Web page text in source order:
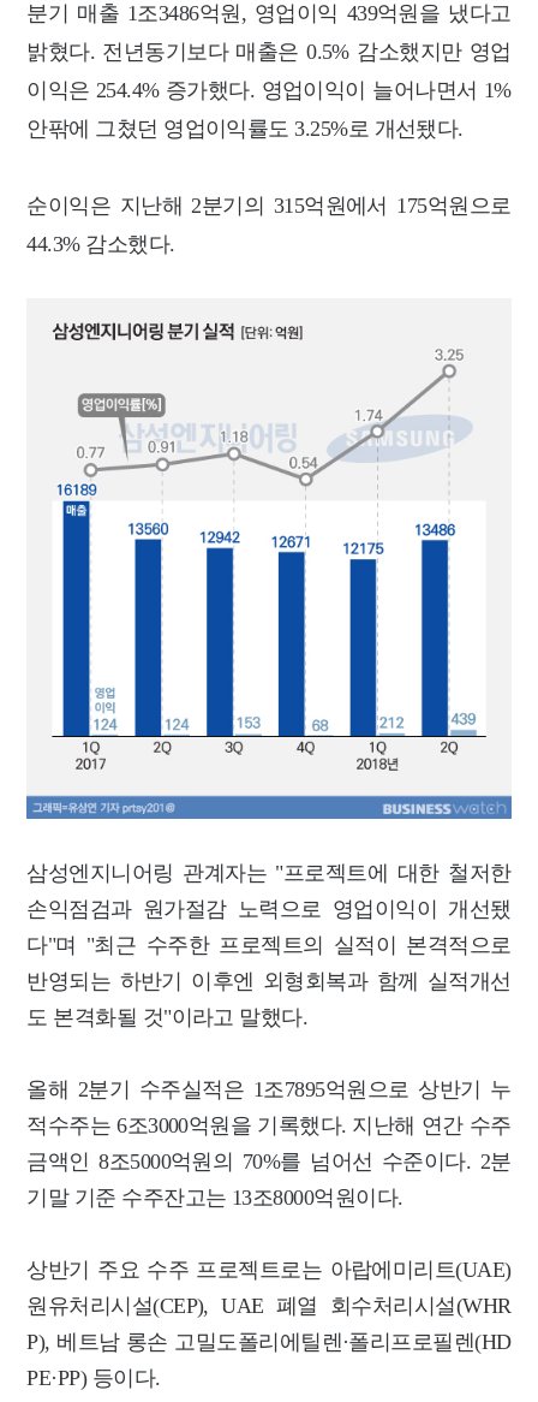
분기 매출 1조3486억원, 영업이익 439억원을 냈다고
밝혔다. 전년동기보다 매출은 0.5% 감소했지만 영업
이익은 254.4% 증가했다. 영업이익이 늘어나면서 1%
안팎에 그쳤던 영업이익률도 3.25%로 개선됐다.
순이익은 지난해 2분기의 315억원에서 175억원으로
44.3% 감소했다.
삼성엔지니어링 관계자는 "프로젝트에 대한 철저한
손익점검과 원가절감 노력으로 영업이익이 개선됐
다"며 "최근 수주한 프로젝트의 실적이 본격적으로
반영되는 하반기 이후엔 외형회복과 함께 실적개선
도 본격화될 것"이라고 말했다.
올해 2분기 수주실적은 1조7895억원으로 상반기 누
적수주는 6조3000억원을 기록했다. 지난해 연간 수주
금액인 8조5000억원의 70%를 넘어선 수준이다. 2분
기말 기준 수주잔고는 13조8000억원이다.
상반기 주요 수주 프로젝트로는 아랍에미리트(UAE)
원유처리시설(CEP), UAE 폐열 회수처리시설(WHR
P), 베트남 롱손 고밀도폴리에틸렌·폴리프로필렌(HD
PE·PP) 등이다.